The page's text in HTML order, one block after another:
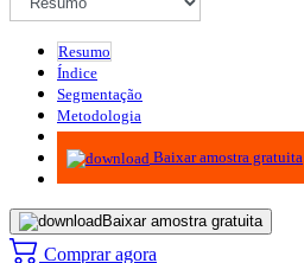
Resumo
Índice
Segmentação
Metodologia
Infográficos
Baixar amostra gratuita
Baixar amostra gratuita
Comprar agora